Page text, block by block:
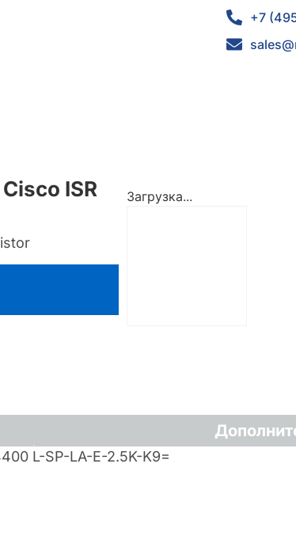
+7
ISR
Загрузка...
L-SP-LA-E-2.5K-K9=